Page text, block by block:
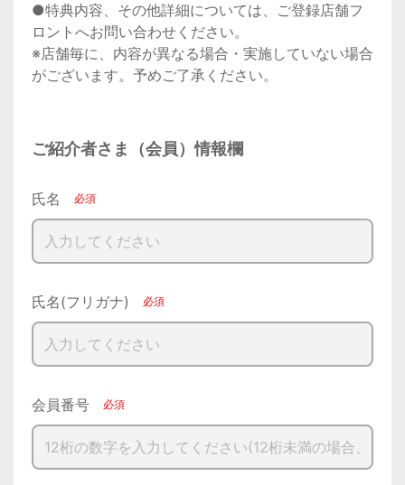
●特典内容、その他詳細については、ご登録店舗フ
ロントへお問い合わせください。
※店舗毎に、内容が異なる場合・実施していない場合
がございます。予めご了承ください。
ご紹介者さま（会員）情報欄
氏名
氏名(フリガナ)
会員番号